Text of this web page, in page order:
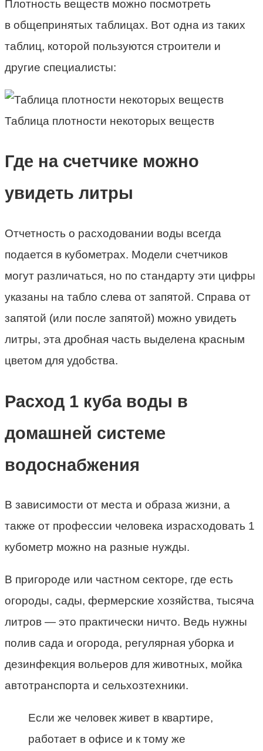
Плотность веществ можно посмотреть
в общепринятых таблицах. Вот одна из таких
таблиц, которой пользуются строители и
другие специалисты:
Таблица плотности некоторых веществ
Где на счетчике можно
увидеть литры
Отчетность о расходовании воды всегда
подается в кубометрах. Модели счетчиков
могут различаться, но по стандарту эти цифры
указаны на табло слева от запятой. Справа от
запятой (или после запятой) можно увидеть
литры, эта дробная часть выделена красным
цветом для удобства.
Расход 1 куба воды в
домашней системе
водоснабжения
В зависимости от места и образа жизни, а
также от профессии человека израсходовать 1
кубометр можно на разные нужды.
В пригороде или частном секторе, где есть
огороды, сады, фермерские хозяйства, тысяча
литров — это практически ничто. Ведь нужны
полив сада и огорода, регулярная уборка и
дезинфекция вольеров для животных, мойка
автотранспорта и сельхозтехники.
Если же человек живет в квартире,
работает в офисе и к тому же